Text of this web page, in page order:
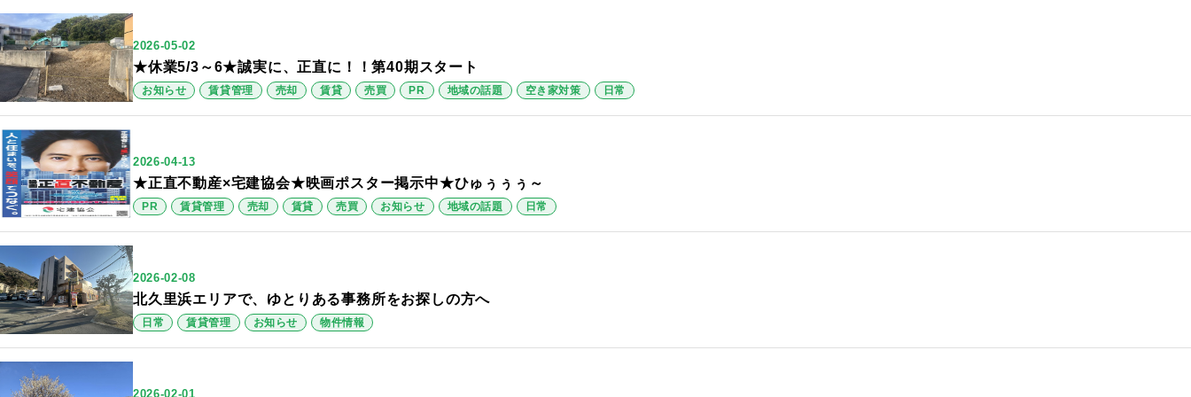
2026-05-02
★休業5/3～6★誠実に、正直に！！第40期スタート
お知らせ 賃貸管理 売却 賃貸 売買 PR 地域の話題 空き家対策 日常
2026-04-13
★正直不動産×宅建協会★映画ポスター掲示中★ひゅぅぅぅ～
PR 賃貸管理 売却 賃貸 売買 お知らせ 地域の話題 日常
2026-02-08
北久里浜エリアで、ゆとりある事務所をお探しの方へ
日常 賃貸管理 お知らせ 物件情報
2026-02-01